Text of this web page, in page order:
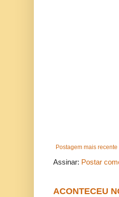
Postagem mais recente
Assinar: Postar
ACONTECEU